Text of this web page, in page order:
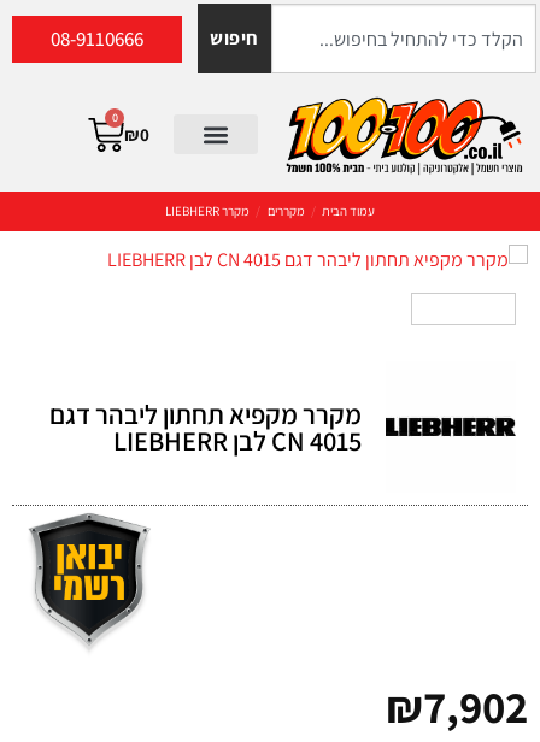
חיפוש 08-9110666
₪0
0
עמוד הבית / מקררים / מקרר LIEBHERR
מקרר מקפיא תחתון ליבהר דגם
CN 4015 לבן LIEBHERR
₪7,902